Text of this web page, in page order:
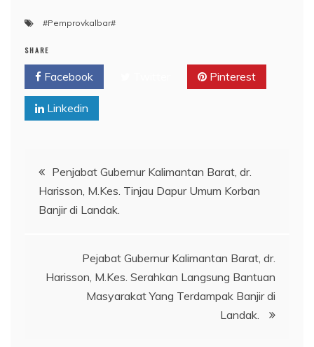
#Pemprovkalbar#
SHARE
Facebook Pinterest
Linkedin
Navigasi
pos
Penjabat Gubernur Kalimantan Barat, dr.
Harisson, M.Kes. Tinjau Dapur Umum Korban
Banjir di Landak.
Pejabat Gubernur Kalimantan Barat, dr.
Harisson, M.Kes. Serahkan Langsung Bantuan
Masyarakat Yang Terdampak Banjir di
Landak.